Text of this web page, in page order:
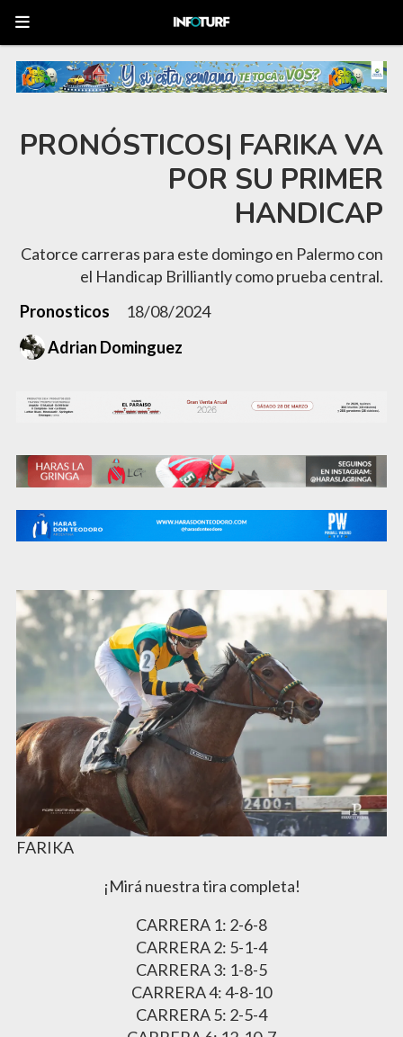
PRONÓSTICOS| FARIKA VA
POR SU PRIMER
HANDICAP
Catorce carreras para este domingo en Palermo con
el Handicap Brilliantly como prueba central.
Pronosticos
18/08/2024
Adrian Dominguez
FARIKA
¡Mirá nuestra tira completa!
CARRERA 1: 2-6-8
CARRERA 2: 5-1-4
CARRERA 3: 1-8-5
CARRERA 4: 4-8-10
CARRERA 5: 2-5-4